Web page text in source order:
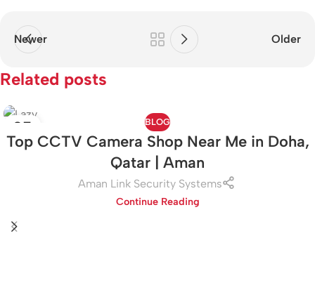
Newer Older
Related posts
05
AUG
BLOG
Top CCTV Camera Shop Near Me in Doha,
Qatar | Aman
Aman Link Security Systems
Continue Reading